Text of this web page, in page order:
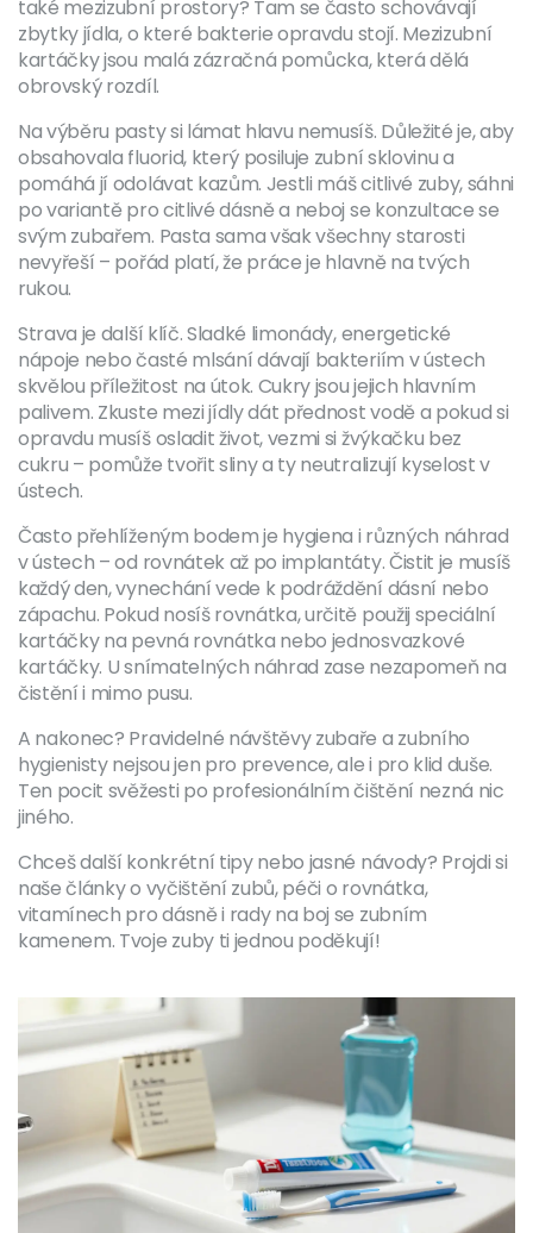
také mezizubní prostory? Tam se často schovávají
zbytky jídla, o které bakterie opravdu stojí. Mezizubní
kartáčky jsou malá zázračná pomůcka, která dělá
obrovský rozdíl.
Na výběru pasty si lámat hlavu nemusíš. Důležité je, aby
obsahovala fluorid, který posiluje zubní sklovinu a
pomáhá jí odolávat kazům. Jestli máš citlivé zuby, sáhni
po variantě pro citlivé dásně a neboj se konzultace se
svým zubařem. Pasta sama však všechny starosti
nevyřeší – pořád platí, že práce je hlavně na tvých
rukou.
Strava je další klíč. Sladké limonády, energetické
nápoje nebo časté mlsání dávají bakteriím v ústech
skvělou příležitost na útok. Cukry jsou jejich hlavním
palivem. Zkuste mezi jídly dát přednost vodě a pokud si
opravdu musíš osladit život, vezmi si žvýkačku bez
cukru – pomůže tvořit sliny a ty neutralizují kyselost v
ústech.
Často přehlíženým bodem je hygiena i různých náhrad
v ústech – od rovnátek až po implantáty. Čistit je musíš
každý den, vynechání vede k podráždění dásní nebo
zápachu. Pokud nosíš rovnátka, určitě použij speciální
kartáčky na pevná rovnátka nebo jednosvazkové
kartáčky. U snímatelných náhrad zase nezapomeň na
čistění i mimo pusu.
A nakonec? Pravidelné návštěvy zubaře a zubního
hygienisty nejsou jen pro prevence, ale i pro klid duše.
Ten pocit svěžesti po profesionálním čištění nezná nic
jiného.
Chceš další konkrétní tipy nebo jasné návody? Projdi si
naše články o vyčištění zubů, péči o rovnátka,
vitamínech pro dásně i rady na boj se zubním
kamenem. Tvoje zuby ti jednou poděkují!